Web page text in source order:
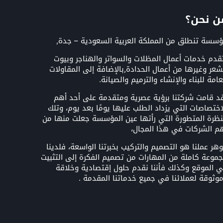
نحن؟
تنطلق من المملكة العربية السعودية – جدة,
خدمات أعمال المظلات والسواتر والهناجر وبيوت
وغيرها من أعمال الحدادة,بالإضافة إلى المقاولات
للبناء والإنشاء والترميم والصيانة.
قامت شركتنا برؤية عصرية ومتقدمة على أحد أهم
التي يزداد الطلب عليها يومًا بعد يوم، وتلك
المتطورة التي رأتها عين المؤسسة جعلت منها من
الشركات في هذا المجال،
عملنا هو التصميم والتركيب بخبرتنا الواسعة، فلدينا
كاملة من المهارات من تصميم الفكرة إلى التثبيت
الموقع وكذلك فأننا نقدم حلول إقتصادية وخلاقة
لعملائنا في جميع خدماتنا المقدمة .